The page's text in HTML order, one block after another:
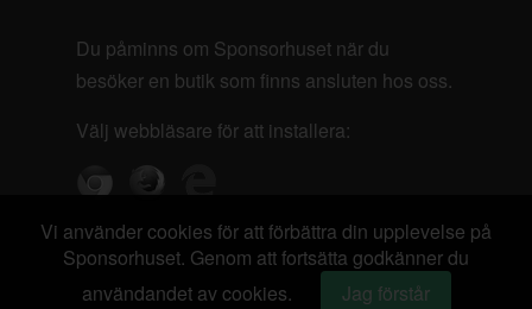
Du påminns om Sponsorhuset när du
besöker en butik som finns ansluten hos oss.
Välj webbläsare för att installera:
Vi använder cookies för att förbättra din upplevelse på
Sponsorhuset. Genom att fortsätta godkänner du
användandet av cookies.
Jag förstår